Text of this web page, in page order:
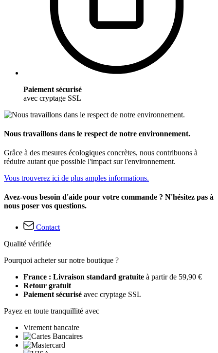
Paiement sécurisé
avec cryptage SSL
Nous travaillons dans le respect de notre environnement.
Grâce à des mesures écologiques concrètes, nous contribuons à
réduire autant que possible l'impact sur l'environnement.
Vous trouverez ici de plus amples informations.
Avez-vous besoin d'aide pour votre commande ? N'hésitez pas à
nous poser vos questions.
Contact
Qualité vérifiée
Pourquoi acheter sur notre boutique ?
France : Livraison standard gratuite à partir de 59,90 €
Retour gratuit
Paiement sécurisé avec cryptage SSL
Payez en toute tranquillité avec
Virement bancaire